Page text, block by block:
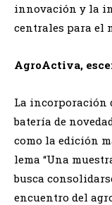
innovación y la
centrales para el
AgroActiva,
La incorporación
batería de
como la edición
lema “Una
busca
encuentro del